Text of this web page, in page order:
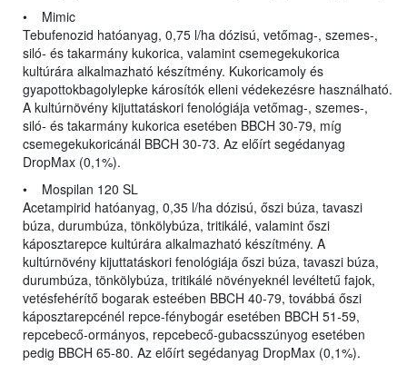
• Mimic
Tebufenozid hatóanyag, 0,75 l/ha dózisú, vetőmag-, szemes-,
siló- és takarmány kukorica, valamint csemegekukorica
kultúrára alkalmazható készítmény. Kukoricamoly és
gyapottokbagolylepke károsítók elleni védekezésre használható.
A kultúrnövény kijuttatáskori fenológiája vetőmag-, szemes-,
siló- és takarmány kukorica esetében BBCH 30-79, míg
csemegekukoricánál BBCH 30-73. Az előírt segédanyag
DropMax (0,1%).
• Mospilan 120 SL
Acetampirid hatóanyag, 0,35 l/ha dózisú, őszi búza, tavaszi
búza, durumbúza, tönkölybúza, tritikálé, valamint őszi
káposztarepce kultúrára alkalmazható készítmény. A
kultúrnövény kijuttatáskori fenológiája őszi búza, tavaszi búza,
durumbúza, tönkölybúza, tritikálé növényeknél levéltetű fajok,
vetésfehérítő bogarak esteében BBCH 40-79, továbbá őszi
káposztarepcénél repce-fénybogár esetében BBCH 51-59,
repcebecő-ormányos, repcebecő-gubacsszúnyog esetében
pedig BBCH 65-80. Az előírt segédanyag DropMax (0,1%).